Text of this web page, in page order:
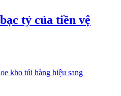
tỷ của tiền vệ